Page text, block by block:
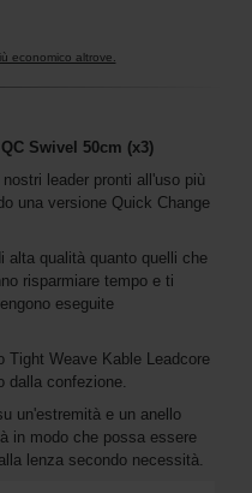
economico altrove.
Swivel 50cm (x3)
leader pronti all'uso più
una versione Quick Change
alta qualità quanto quelli che
risparmiare tempo e ti
eseguite
Tight Weave Kable Leadcore
dalla confezione.
un'estremità e un anello
in modo che possa essere
lenza secondo necessità.